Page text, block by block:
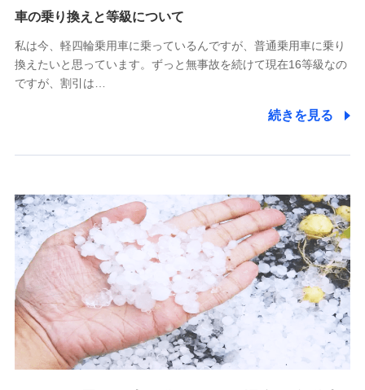
(https://www.tokiomarine-x.co.jp/)
(https://pshoken.co.jp/)
リトルファミリー少額短期保険株式会社
(https://www.littlefamily-ssi.com/)
郵便、電話、およびＥメール等により、当社と取引のあるも
た維持管理等の委託業務遂行のため、またそれらに付帯、関
連する当社および提携会社のサービスを案内、提供するため
（なお、当社は複数の保険会社と取引があり、取得した個人
情報を取引のある他の保険会社の商品・サービスをご提案す
るために利用させていただくことがあります。）
上記に係る連絡・手続き・管理等付帯業務を行うため
3.セミナー募集サイトから取得した個人情報
各種セミナーの案内、開催のため
上記に係る連絡・手続き・管理等付帯業務を行うため
車の乗り換えと等級について
私は今、軽四輪乗用車に乗っているんですが、普通乗用車に乗り
換えたいと思っています。ずっと無事故を続けて現在16等級なの
ですが、割引は…
続きを見る